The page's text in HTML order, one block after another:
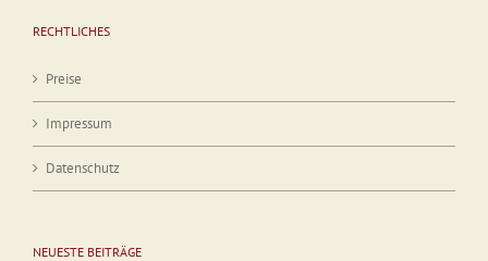
RECHTLICHES
Preise
Impressum
Datenschutz
NEUESTE BEITRÄGE